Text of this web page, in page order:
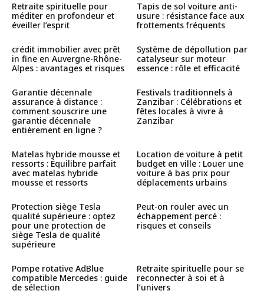
Retraite spirituelle pour
méditer en profondeur et
éveiller l’esprit
Tapis de sol voiture anti-
usure : résistance face aux
frottements fréquents
crédit immobilier avec prêt
in fine en Auvergne-Rhône-
Alpes : avantages et risques
Système de dépollution par
catalyseur sur moteur
essence : rôle et efficacité
Garantie décennale
assurance à distance :
comment souscrire une
garantie décennale
entièrement en ligne ?
Festivals traditionnels à
Zanzibar : Célébrations et
fêtes locales à vivre à
Zanzibar
Matelas hybride mousse et
ressorts : Équilibre parfait
avec matelas hybride
mousse et ressorts
Location de voiture à petit
budget en ville : Louer une
voiture à bas prix pour
déplacements urbains
Protection siège Tesla
qualité supérieure : optez
pour une protection de
siège Tesla de qualité
supérieure
Peut-on rouler avec un
échappement percé :
risques et conseils
Pompe rotative AdBlue
compatible Mercedes : guide
de sélection
Retraite spirituelle pour se
reconnecter à soi et à
l’univers